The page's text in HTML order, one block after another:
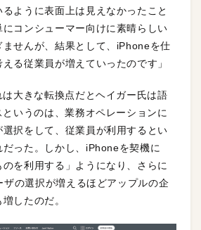
ように表面上は見えなかったこと
コンシューマー向けに素晴らしい
せんが、結果として、iPhoneを仕
る従業員が増えていったのです」
大きな転換点だとヘイガー氏は語
いうのは、業務オペレーションに
択をして、従業員が利用するとい
だった。しかし、iPhoneを契機に
のを利用する」ようになり、さらに
ザの選択が増えるほどアップルの企
したのだ。